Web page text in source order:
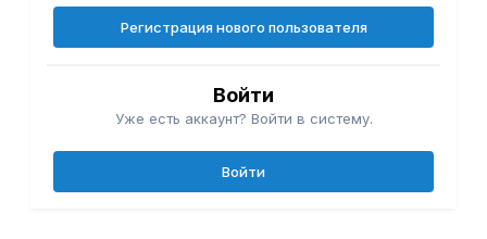
Регистрация нового пользователя
Войти
Уже есть аккаунт? Войти в систему.
Войти